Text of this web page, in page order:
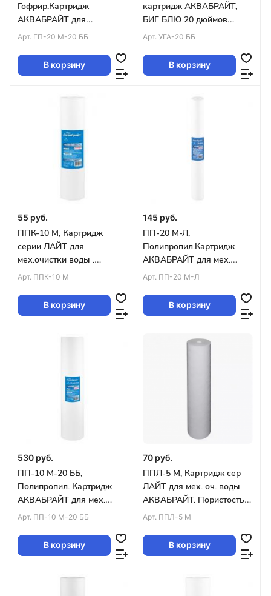
Гофрир.Картридж
АКВАБРАЙТ для
мех.очистки воды.
Blue 20 уп.9шт
Арт. ГП-20 М-20 ББ
В корзину
картридж АКВАБРАЙТ,
БИГ БЛЮ 20 дюймов
(упак.6)
Арт. УГА-20 ББ
В корзину
55 руб.
ППК-10 М, Картридж
серии ЛАЙТ для
мех.очистки воды .
Пористость 10 мкр,
Арт. ППК-10 М
В корзину
145 руб.
ПП-20 М-Л,
Полипропил.Картридж
АКВАБРАЙТ для мех.
очистки воды 20 мкр,
Арт. ПП-20 М-Л
В корзину
530 руб.
ПП-10 М-20 ББ,
Полипропил. Картридж
АКВАБРАЙТ для мех.
очистки воды. Пористость
Арт. ПП-10 М-20 ББ
В корзину
70 руб.
ППЛ-5 М, Картридж сер
ЛАЙТ для мех. оч. воды
АКВАБРАЙТ. Пористость 5
мкр, SLIMLINE LITE10
Арт. ППЛ-5 М
В корзину